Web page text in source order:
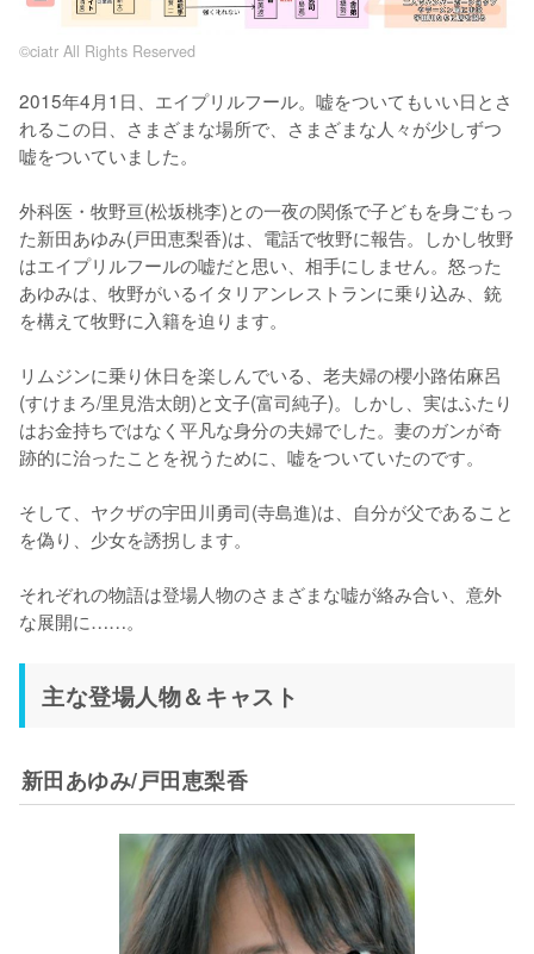
©︎ciatr All Rights Reserved
2015年4月1日、エイプリルフール。嘘をついてもいい日とさ
れるこの日、さまざまな場所で、さまざまな人々が少しずつ
嘘をついていました。
外科医・牧野亘(松坂桃李)との一夜の関係で子どもを身ごもっ
た新田あゆみ(戸田恵梨香)は、電話で牧野に報告。しかし牧野
はエイプリルフールの嘘だと思い、相手にしません。怒った
あゆみは、牧野がいるイタリアンレストランに乗り込み、銃
を構えて牧野に入籍を迫ります。
リムジンに乗り休日を楽しんでいる、老夫婦の櫻小路佑麻呂
(すけまろ/里見浩太朗)と文子(富司純子)。しかし、実はふたり
はお金持ちではなく平凡な身分の夫婦でした。妻のガンが奇
跡的に治ったことを祝うために、嘘をついていたのです。
そして、ヤクザの宇田川勇司(寺島進)は、自分が父であること
を偽り、少女を誘拐します。
それぞれの物語は登場人物のさまざまな嘘が絡み合い、意外
な展開に……。
主な登場人物＆キャスト
新田あゆみ/戸田恵梨香